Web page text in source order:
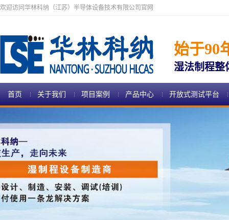
欢迎访问华林科纳（江苏）半导体设备技术有限公司官网
始于90
湿法制程整
首页 关于我们 项目案例 产品中心 开放式测试平台